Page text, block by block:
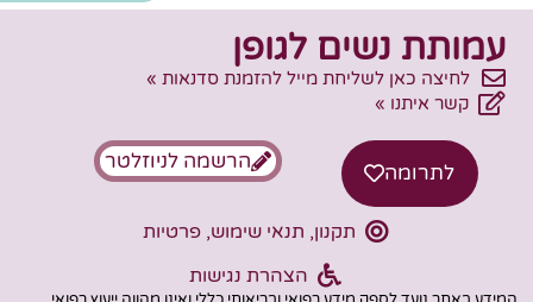
עמותת נשים לגופן
לחיצה כאן לשליחת מייל להזמנת סדנאות »
קשר איתנו »
לתרומה הרשמה לניוזלטר
תקנון, תנאי שימוש, פרטיות
הצהרת נגישות